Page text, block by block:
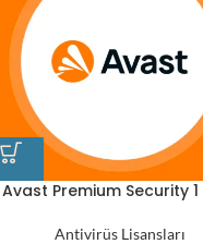
Avast Premium Security 1
Antivirüs Lisansları